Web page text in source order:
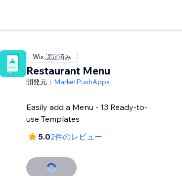
Wix 認定済み
Restaurant Menu
開発元： MarketPushApps
Easily add a Menu - 13 Ready-to-
use Templates
5.02件のレビュー